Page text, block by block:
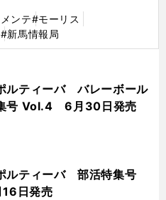
ンテ#モーリス
#新馬情報局
ルティーバ バレーボール
号 Vol.4 6月30日発売
ルティーバ 部活特集号
日発売